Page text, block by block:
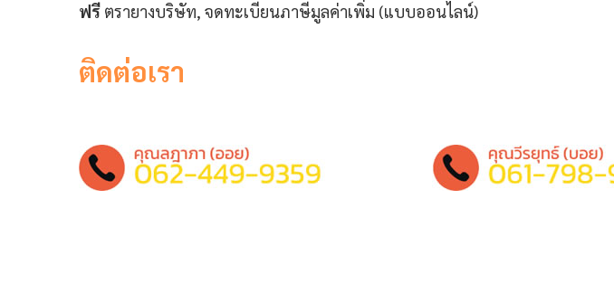
ฟรี ตรายางบริษัท, จดทะเบียนภาษีมูลค่าเพิ่ม (แบบออนไลน์)
ติดต่อเรา